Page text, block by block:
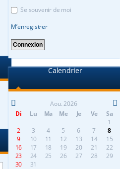
Se souvenir de moi
M’enregistrer
Calendrier
Aou. 2026
Di
Lu Ma Me Je Ve
Sa
1
2
3 4 5 6 7
8
9
10 11 12 13 14
15
16
17 18 19 20 21
22
23
24 25 26 27 28
29
30
31